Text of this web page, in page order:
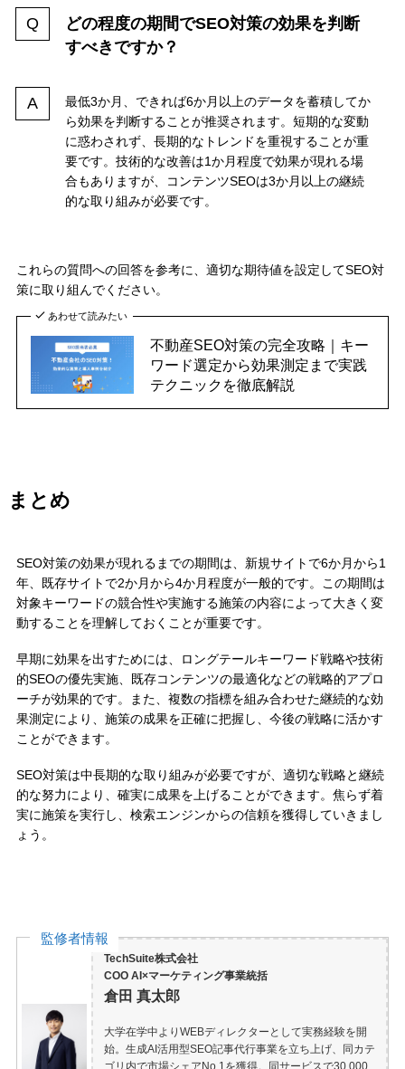
どの程度の期間でSEO対策の効果を判断
すべきですか？
最低3か月、できれば6か月以上のデータを蓄積してか
ら効果を判断することが推奨されます。短期的な変動
に惑わされず、長期的なトレンドを重視することが重
要です。技術的な改善は1か月程度で効果が現れる場
合もありますが、コンテンツSEOは3か月以上の継続
的な取り組みが必要です。
これらの質問への回答を参考に、適切な期待値を設定してSEO対
策に取り組んでください。
あわせて読みたい
不動産SEO対策の完全攻略｜キー
ワード選定から効果測定まで実践
テクニックを徹底解説
まとめ
SEO対策の効果が現れるまでの期間は、新規サイトで6か月から1
年、既存サイトで2か月から4か月程度が一般的です。この期間は
対象キーワードの競合性や実施する施策の内容によって大きく変
動することを理解しておくことが重要です。
早期に効果を出すためには、ロングテールキーワード戦略や技術
的SEOの優先実施、既存コンテンツの最適化などの戦略的アプロ
ーチが効果的です。また、複数の指標を組み合わせた継続的な効
果測定により、施策の成果を正確に把握し、今後の戦略に活かす
ことができます。
SEO対策は中長期的な取り組みが必要ですが、適切な戦略と継続
的な努力により、確実に成果を上げることができます。焦らず着
実に施策を実行し、検索エンジンからの信頼を獲得していきまし
ょう。
監修者情報
TechSuite株式会社
COO AI×マーケティング事業統括
倉田 真太郎
大学在学中よりWEBディレクターとして実務経験を開
始。生成AI活用型SEO記事代行事業を立ち上げ、同カテ
ゴリ内で市場シェアNo.1を獲得。同サービスで30,000